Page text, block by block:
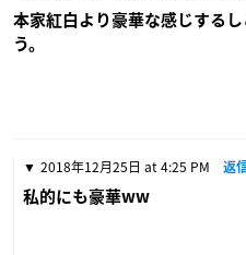
本家紅白より豪華な感じする
う。
2018年12月25日 at 4:25 PM 返
私的にも豪華ww